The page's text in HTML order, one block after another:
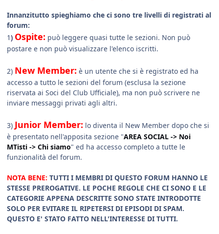
Innanzitutto spieghiamo che ci sono tre livelli di registrati al
forum:
1) Ospite: può leggere quasi tutte le sezioni. Non può
postare e non può visualizzare l'elenco iscritti.
2) New Member: è un utente che si è registrato ed ha
accesso a tutto le sezioni del forum (esclusa la sezione
riservata ai Soci del Club Ufficiale), ma non può scrivere ne
inviare messaggi privati agli altri.
3) Junior Member: lo diventa il New Member dopo che si
è presentato nell'apposita sezione "AREA SOCIAL -> Noi
MTisti -> Chi siamo" ed ha accesso completo a tutte le
funzionalità del forum.
NOTA BENE: TUTTI I MEMBRI DI QUESTO FORUM HANNO LE
STESSE PREROGATIVE. LE POCHE REGOLE CHE CI SONO E LE
CATEGORIE APPENA DESCRITTE SONO STATE INTRODOTTE
SOLO PER EVITARE IL RIPETERSI DI EPISODI DI SPAM.
QUESTO E' STATO FATTO NELL'INTERESSE DI TUTTI.